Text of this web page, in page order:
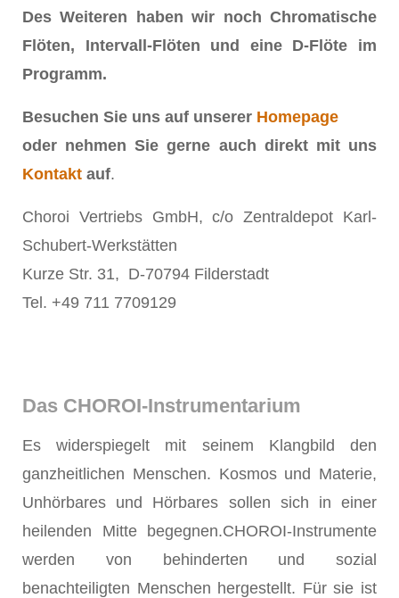
Des Weiteren haben wir noch Chromatische
Flöten, Intervall-Flöten und eine D-Flöte im
Programm.
Besuchen Sie uns auf unserer Homepage
oder nehmen Sie gerne auch direkt mit uns
Kontakt auf.
Choroi Vertriebs GmbH, c/o Zentraldepot Karl-
Schubert-Werkstätten
Kurze Str. 31, D-70794 Filderstadt
Tel. +49 711 7709129
Das CHOROI-Instrumentarium
Es widerspiegelt mit seinem Klangbild den
ganzheitlichen Menschen. Kosmos und Materie,
Unhörbares und Hörbares sollen sich in einer
heilenden Mitte begegnen.CHOROI-Instrumente
werden von behinderten und sozial
benachteiligten Menschen hergestellt. Für sie ist